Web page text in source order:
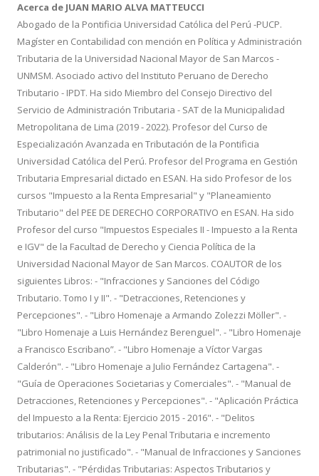
Acerca de JUAN MARIO ALVA MATTEUCCI
Abogado de la Pontificia Universidad Católica del Perú -PUCP.
Magíster en Contabilidad con mención en Política y Administración
Tributaria de la Universidad Nacional Mayor de San Marcos -
UNMSM. Asociado activo del Instituto Peruano de Derecho
Tributario - IPDT. Ha sido Miembro del Consejo Directivo del
Servicio de Administración Tributaria - SAT de la Municipalidad
Metropolitana de Lima (2019 - 2022). Profesor del Curso de
Especialización Avanzada en Tributación de la Pontificia
Universidad Católica del Perú. Profesor del Programa en Gestión
Tributaria Empresarial dictado en ESAN. Ha sido Profesor de los
cursos "Impuesto a la Renta Empresarial" y "Planeamiento
Tributario" del PEE DE DERECHO CORPORATIVO en ESAN. Ha sido
Profesor del curso "Impuestos Especiales II - Impuesto a la Renta
e IGV" de la Facultad de Derecho y Ciencia Política de la
Universidad Nacional Mayor de San Marcos. COAUTOR de los
siguientes Libros: - "Infracciones y Sanciones del Código
Tributario. Tomo I y II". - "Detracciones, Retenciones y
Percepciones". - "Libro Homenaje a Armando Zolezzi Möller". -
"Libro Homenaje a Luis Hernández Berenguel". - "Libro Homenaje
a Francisco Escribano”. - "Libro Homenaje a Víctor Vargas
Calderón". - "Libro Homenaje a Julio Fernández Cartagena". -
"Guía de Operaciones Societarias y Comerciales". - "Manual de
Detracciones, Retenciones y Percepciones". - "Aplicación Práctica
del Impuesto a la Renta: Ejercicio 2015 - 2016". - "Delitos
tributarios: Análisis de la Ley Penal Tributaria e incremento
patrimonial no justificado". - "Manual de Infracciones y Sanciones
Tributarias". - "Pérdidas Tributarias: Aspectos Tributarios y